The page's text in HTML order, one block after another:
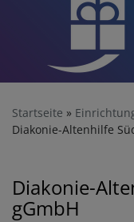
Startseite
Diakonie-Altenhilfe
Diakonie-
gGmbH